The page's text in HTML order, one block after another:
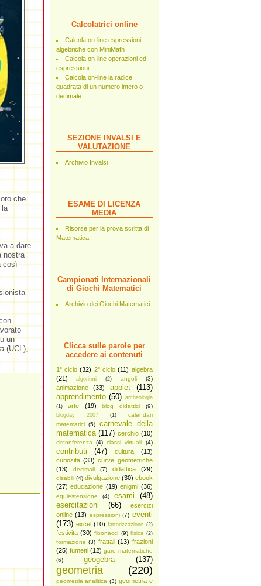
Calcolatrici online
Calcola on-line espressioni
algebriche con MiniMath
Calcola on-line operazioni ed
espressioni
Calcola on-line la radice
quadrata di un numero intero o
decimale
SEZIONE INVALSI E
VALUTAZIONE
Archivio Invalsi
ESAME DI LICENZA
MEDIA
Risorse per la prova scritta di
Matematica
Campionati Internazionali
di Giochi Matematici
Archivio dei Giochi Matematici
Clicca sulle parole per
accedere ai contenuti
1° ciclo (32) 2° ciclo (11) algebra
(21)
algoritmi (2) angoli (3)
animazione (33) applet
(113)
apprendimento (50) archeologia
(1)
arte (19) blog didattici (9)
blogday 2007 (1)
calendari
matematici
(5)
carnevale della
matematica (117) cerchio (10)
circonferenza (4) classi virtuali (4)
contributi (47) cultura
(13)
curiosita (33) curve geometriche
(13)
decimali (7) didattica (29)
disabili (4) divulgazione (30) ebook
(27) educazione (19) enigmi (36)
equiestensione (4) esami
(48)
esercitazioni
(66)
esercizi
online (13) espressioni (7) eventi
(173) excel (10) fattorizzazione (2)
festivita (30) fibonacci (9) fisica (2)
formazione (3) frattali (13) frazioni
(25) fumetti (12) gare matematiche
(6)
geogebra (137)
geometria (220)
geometria analitica (3) geometria e
che
la
a dare
nostra
così
un
(UCL),